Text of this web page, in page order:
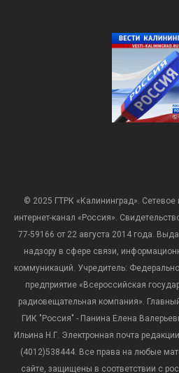
© 2025 ГТРК «Калининград». Сетевое
интернет-канал «Россия».
77-59166 от 22 августа 2014 года.
надзору в сфере связи,
коммуникаций. Учредитель:
предприятие «Всероссийская
радиовещательная компания».
ГИК "Россия" - Панина Елена
Ильина Н.Г. Электронная почта
(4012)538444. Все права на любые
сайте, защищены в соответствии с